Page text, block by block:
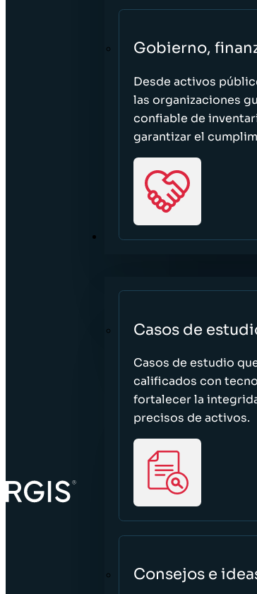
Gobierno,
Desde activos
las organizaciones
confiable de
garantizar el
RECURSOS
Casos de
Casos de estudio
calificados con
fortalecer la
precisos de activos.
Consejos e